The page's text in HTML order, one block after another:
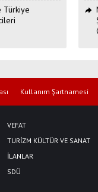
Türkiye
Kullanım Şartnamesi
VEFAT
TURİZM KÜLTÜR VE SANAT
İLANLAR
SDÜ